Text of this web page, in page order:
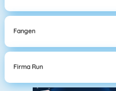
Fangen
Firma Run